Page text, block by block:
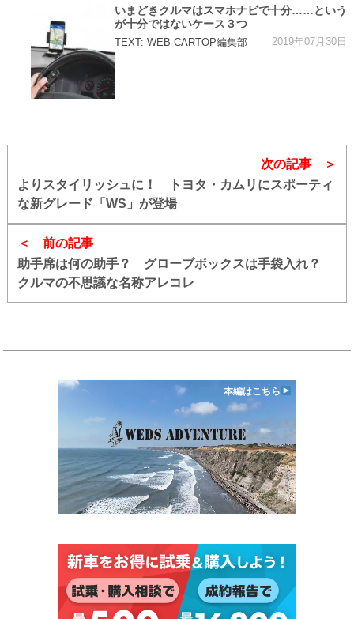
カ
テ
ゴ
リ
ー
いまどきクルマはスマホナビで十分……という
が十分ではないケース３つ
TEXT: WEB CARTOP編集部 2019年07月30日
前の記事
助手席は何の助手？ グローブボックスは手袋入れ？
クルマの不思議な名称アレコレ
次の記事
よりスタイリッシュに！ トヨタ・カムリにスポーティ
な新グレード「WS」が登場
本編はこちら